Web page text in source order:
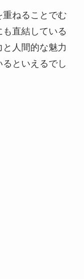
ねることでむ
直結している
人間的な魅力
といえるでし